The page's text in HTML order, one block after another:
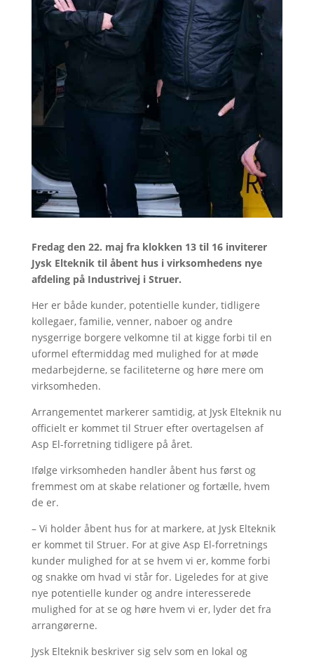
Fredag den 22. maj fra klokken 13 til 16 inviterer
Jysk Elteknik til åbent hus i virksomhedens nye
afdeling på Industrivej i Struer.
Her er både kunder, potentielle kunder, tidligere
kollegaer, familie, venner, naboer og andre
nysgerrige borgere velkomne til at kigge forbi til en
uformel eftermiddag med mulighed for at møde
medarbejderne, se faciliteterne og høre mere om
virksomheden.
Arrangementet markerer samtidig, at Jysk Elteknik nu
officielt er kommet til Struer efter overtagelsen af
Asp El-forretning tidligere på året.
Ifølge virksomheden handler åbent hus først og
fremmest om at skabe relationer og fortælle, hvem
de er.
– Vi holder åbent hus for at markere, at Jysk Elteknik
er kommet til Struer. For at give Asp El-forretnings
kunder mulighed for at se hvem vi er, komme forbi
og snakke om hvad vi står for. Ligeledes for at give
nye potentielle kunder og andre interesserede
mulighed for at se og høre hvem vi er, lyder det fra
arrangørerne.
Jysk Elteknik beskriver sig selv som en lokal og